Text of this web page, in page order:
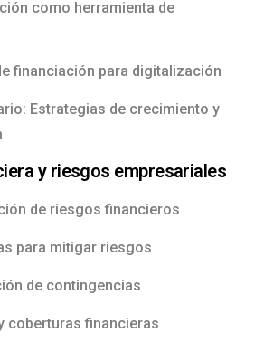
como herramienta de
financiación para digitalización
Estrategias de crecimiento y
y riesgos empresariales
de riesgos financieros
para mitigar riesgos
de contingencias
coberturas financieras